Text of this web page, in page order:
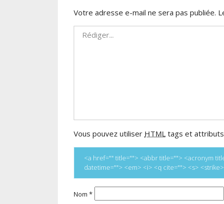
Votre adresse e-mail ne sera pas publiée.
Vous pouvez utiliser HTML tags et
<a href="" title=""> <abbr title=""> <acronym
datetime=""> <em> <i> <q cite=""> <s>
Nom *